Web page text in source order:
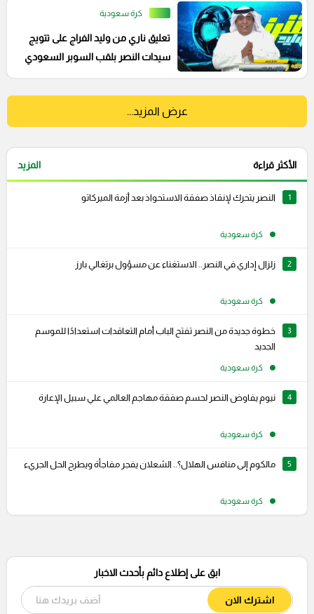
كرة سعودية
تعليق ناري من وليد الفراج على تتويج
سيدات النصر بلقب السوبر السعودي
عرض المزيد...
الأكثر قراءة المزيد
1 النصر يتحرك لإنقاذ صفقة الاستحواذ بعد أزمة الميركاتو
كرة سعودية
2 زلزال إداري في النصر.. الاستغناء عن مسؤول برتغالي بارز
كرة سعودية
3
خطوة جديدة من النصر تفتح الباب أمام التعاقدات استعدادًا للموسم
الجديد
كرة سعودية
4 نيوم يفاوض النصر لحسم صفقة مهاجم العالمي علي سبيل الإعارة
كرة سعودية
5 مالكوم إلى منافس الهلال؟.. الشعلان يفجر مفاجأة ويطرح الحل الجريء
كرة سعودية
ابق على إطلاع دائم بأحدث الاخبار
اشترك الان